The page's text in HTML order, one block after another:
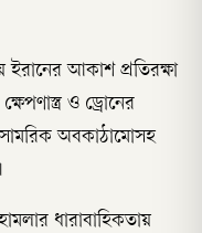
আকাশ প্রতিরক্ষা
ও ড্রোনের
অবকাঠামোসহ
ধারাবাহিকতায়